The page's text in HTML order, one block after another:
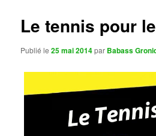
Le tennis pour
Publié le25 mai 2014par Babass